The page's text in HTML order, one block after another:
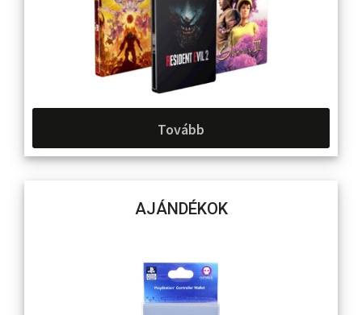
Tovább
AJÁNDÉKOK